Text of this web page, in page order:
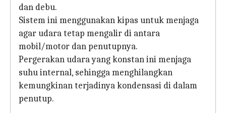
dan debu.
Sistem ini menggunakan kipas untuk menjaga
agar udara tetap mengalir di antara
mobil/motor dan penutupnya.
Pergerakan udara yang konstan ini menjaga
suhu internal, sehingga menghilangkan
kemungkinan terjadinya kondensasi di dalam
penutup.